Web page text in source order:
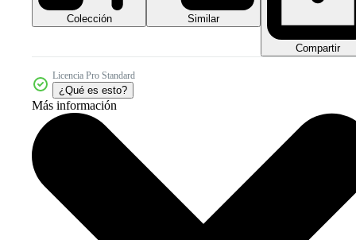
Colección Similar
Compartir
Licencia Pro Standard
¿Qué es esto?
Más información